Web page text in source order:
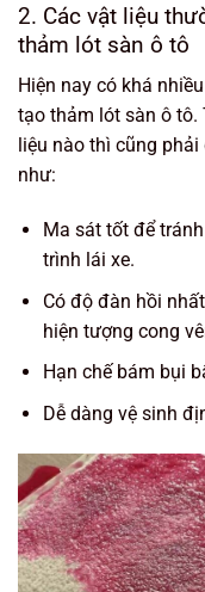
2. Các vật liệu
thảm lót sàn ô tô
Hiện nay có khá
tạo thảm lót sàn ô tô.
liệu nào thì cũng
như:
Ma sát tốt để
trình lái xe.
Có độ đàn hồi
hiện tượng cong
Hạn chế bám bụi
Dễ dàng vệ sinh